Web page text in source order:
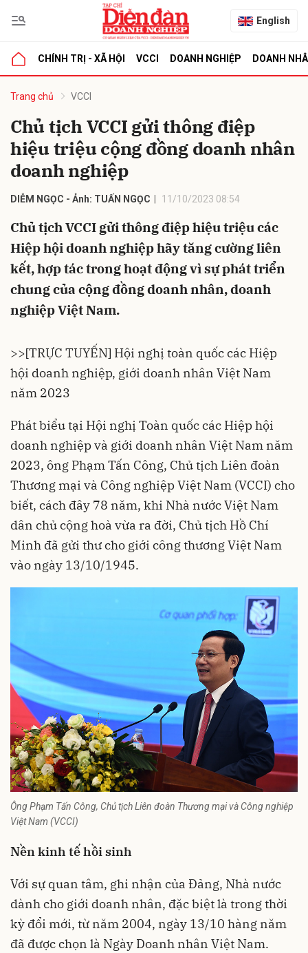
English
CHÍNH TRỊ - XÃ HỘI VCCI DOANH NGHIỆP DOANH
Trang chủ VCCI
Chủ tịch VCCI gửi thông điệp
hiệu triệu cộng đồng doanh nhân
doanh nghiệp
DIỄM NGỌC - Ảnh: TUẤN NGỌC 11/10/2023 08:54
Chủ tịch VCCI gửi thông điệp hiệu triệu các
Hiệp hội doanh nghiệp hãy tăng cường liên
kết, hợp tác trong hoạt động vì sự phát triển
chung của cộng đồng doanh nhân, doanh
nghiệp Việt Nam.
>>[TRỰC TUYẾN] Hội nghị toàn quốc các Hiệp
hội doanh nghiệp, giới doanh nhân Việt Nam
năm 2023
Phát biểu tại Hội nghị Toàn quốc các Hiệp hội
doanh nghiệp và giới doanh nhân Việt Nam năm
2023, ông Phạm Tấn Công, Chủ tịch Liên đoàn
Thương mại và Công nghiệp Việt Nam (VCCI) cho
biết, cách đây 78 năm, khi Nhà nước Việt Nam
dân chủ cộng hoà vừa ra đời, Chủ tịch Hồ Chí
Minh đã gửi thư cho giới công thương Việt Nam
vào ngày 13/10/1945.
Ông Phạm Tấn Công, Chủ tịch Liên đoàn Thương mại và Công nghiệp
Việt Nam (VCCI)
Nền kinh tế hồi sinh
Với sự quan tâm, ghi nhận của Đảng, Nhà nước
dành cho giới doanh nhân, đặc biệt là trong thời
kỳ đổi mới, từ năm 2004, ngày 13/10 hàng năm
đã được chọn là Ngày Doanh nhân Việt Nam.
luận
Hủy